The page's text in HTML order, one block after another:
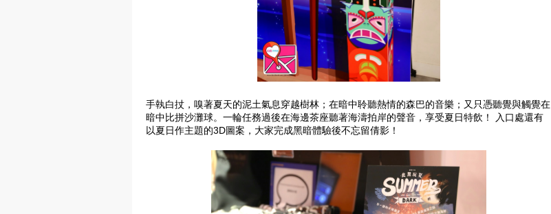
手執白扙，嗅著夏天的泥土氣息穿越樹林； 在暗中聆聽熱情的森巴的音樂； 又只憑聽覺與觸覺在
暗中比拼沙灘球。 一輪任務過後在海邊茶座聽著海濤拍岸的聲音，享受夏日特飲！ 入口處還有
以夏日作主題的3D圖案， 大家完成黑暗體驗後不忘留倩影！